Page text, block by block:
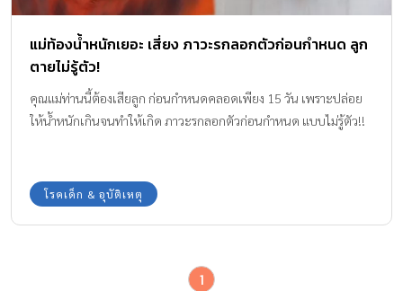
แม่ท้องน้ำหนักเยอะ เสี่ยง ภาวะรกลอกตัวก่อนกำหนด ลูก
ตายไม่รู้ตัว!
คุณแม่ท่านนี้ต้องเสียลูก ก่อนกำหนดคลอดเพียง 15 วัน เพราะปล่อย
ให้น้ำหนักเกินจนทำให้เกิด ภาวะรกลอกตัวก่อนกำหนด แบบไม่รู้ตัว!!
โรคเด็ก & อุบัติเหตุ
1